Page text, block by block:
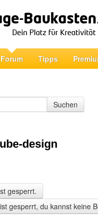
Forum Tipps
Suchen
design
gesperrt.
gesperrt, du kannst keine